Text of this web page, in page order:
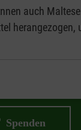
auch
Spenden